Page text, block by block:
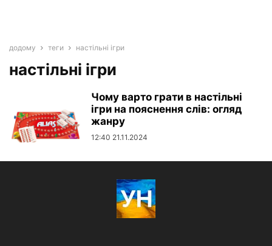
додому теги настільні ігри
настільні ігри
Чому варто грати в настільні
ігри на пояснення слів: огляд
жанру
12:40 21.11.2024